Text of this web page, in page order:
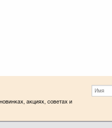
акциях, советах и